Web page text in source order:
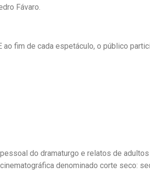
Fávaro.
fim de cada espetáculo, o público
do dramaturgo e relatos de adultos
denominado corte seco: